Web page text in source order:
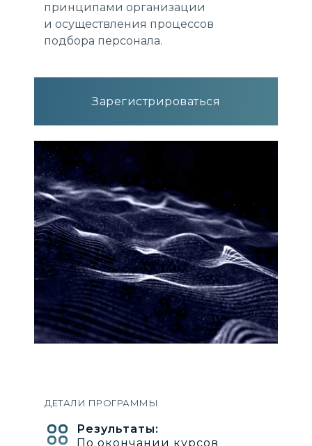
принципами организации
и осуществления процессов
подбора персонала.
Зарегистрироваться
Результаты:
По окончании курсов
ДЕТАЛИ ПРОГРАММЫ